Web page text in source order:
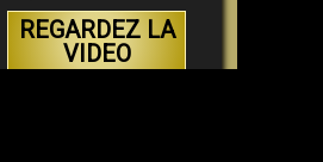
REGARDEZ LA
VIDEO